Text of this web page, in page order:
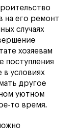
на его ремонт
случаях
хозяевам
поступления
условиях
другое
уютном
то время.